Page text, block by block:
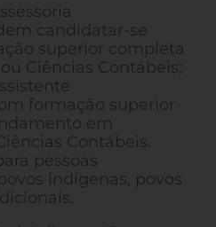
candidatar-se
superior completa
Ciências Contábeis;
formação superior
em
Contábeis.
pessoas
indígenas, povos